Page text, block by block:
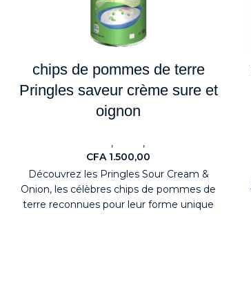
chips de pommes de terre
Pringles saveur crème sure et
oignon
, ,
CFA1.500,00
Découvrez les Pringles Sour Cream &
Onion, les célèbres chips de pommes de
terre reconnues pour leur forme unique